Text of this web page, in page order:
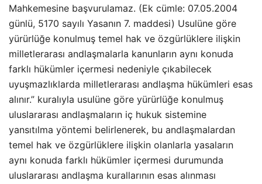
Mahkemesine başvurulamaz. (Ek cümle: 07.05.2004
günlü, 5170 sayılı Yasanın 7. maddesi) Usulüne göre
yürürlüğe konulmuş temel hak ve özgürlüklere ilişkin
milletlerarası andlaşmalarla kanunların aynı konuda
farklı hükümler içermesi nedeniyle çıkabilecek
uyuşmazlıklarda milletlerarası andlaşma hükümleri esas
alınır.” kuralıyla usulüne göre yürürlüğe konulmuş
uluslararası andlaşmaların iç hukuk sistemine
yansıtılma yöntemi belirlenerek, bu andlaşmalardan
temel hak ve özgürlüklere ilişkin olanlarla yasaların
aynı konuda farklı hükümler içermesi durumunda
uluslararası andlaşma kurallarının esas alınması